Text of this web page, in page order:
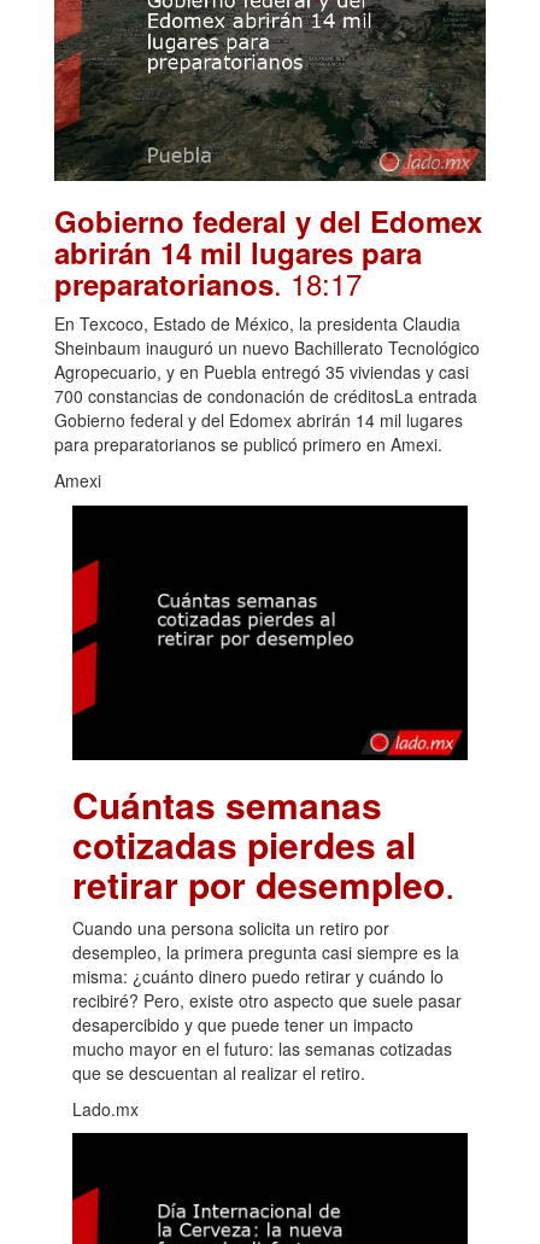
Gobierno federal y del Edomex
abrirán 14 mil lugares para
preparatorianos. 18:17
En Texcoco, Estado de México, la presidenta Claudia
Sheinbaum inauguró un nuevo Bachillerato Tecnológico
Agropecuario, y en Puebla entregó 35 viviendas y casi
700 constancias de condonación de créditosLa entrada
Gobierno federal y del Edomex abrirán 14 mil lugares
para preparatorianos se publicó primero en Amexi.
Amexi
Cuántas semanas
cotizadas pierdes al
retirar por desempleo.
Cuando una persona solicita un retiro por
desempleo, la primera pregunta casi siempre es la
misma: ¿cuánto dinero puedo retirar y cuándo lo
recibiré? Pero, existe otro aspecto que suele pasar
desapercibido y que puede tener un impacto
mucho mayor en el futuro: las semanas cotizadas
que se descuentan al realizar el retiro.
Lado.mx